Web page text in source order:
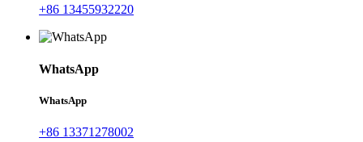
+86 13455932220
WhatsApp
WhatsApp
+86 13371278002